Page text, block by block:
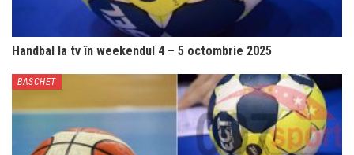
Handbal la tv în weekendul 4 – 5 octombrie 2025
BASCHET